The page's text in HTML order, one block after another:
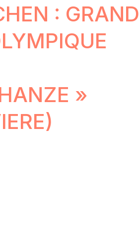
: GRAND
» (